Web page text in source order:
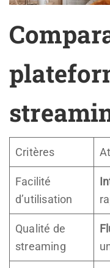
Critères
Facilité
d’utilisation
Qualité de
streaming